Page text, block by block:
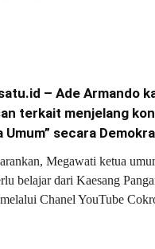
– Ade Armando
terkait menjelang
Umum” secara
Megawati ketua
belajar dari Kaesang
Chanel YouTube